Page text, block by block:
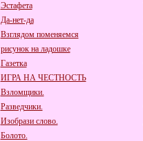
Эстафета
Да-нет-да
Взглядом поменяемся
рисунок на ладошке
Газетка
ИГРА НА ЧЕСТНОСТЬ
Взломщики.
Разведчики.
Изобрази слово.
Болото.